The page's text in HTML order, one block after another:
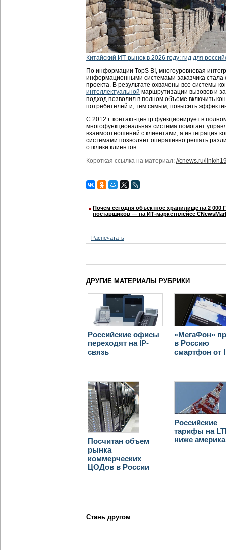
Китайский ИТ-рынок в 2026 году: гид для
По информации TopS BI, многоуровневая
информационными системами заказчика стала
проекта. В результате охвачены все системы
интеллектуальной маршрутизации вызовов и
подход позволил в полном объеме включить
потребителей и, тем самым, повысить
С 2012 г. контакт-центр функционирует в
многофункциональная система помогает
взаимоотношений с клиентами, а интеграция
системами позволяет оперативно решать
отклики клиентов.
Короткая ссылка на материал: //cnews.ru/link/
Почём сегодня объектное хранилище на 2 000
поставщиков ― на ИТ-маркетплейсе
Распечатать
ДРУГИЕ МАТЕРИАЛЫ РУБРИКИ
Российские офисы
переходят на IP-
связь
«МегаФон»
в Россию
смартфон от
Посчитан объем
рынка
коммерческих
ЦОДов в России
Российские
тарифы на
ниже
Стань другом